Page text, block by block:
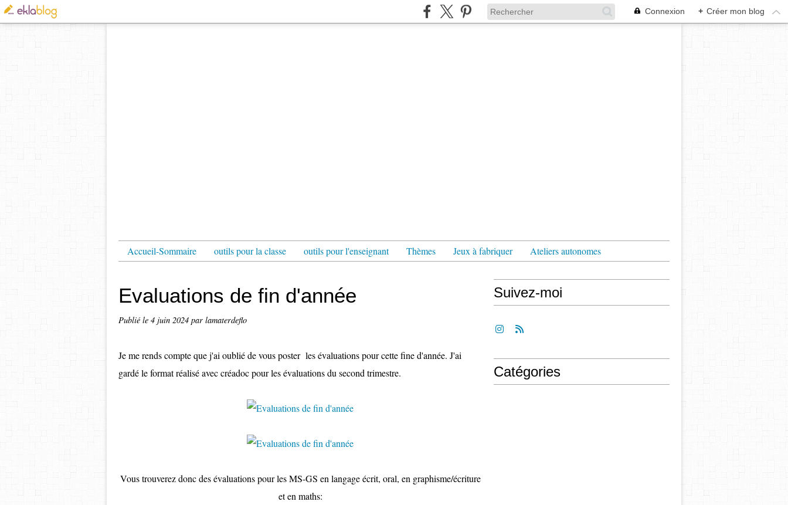
Connexion + Créer mon blog
Accueil-Sommaire outils pour la classe outils pour l'enseignant Thèmes Jeux à fabriquer Ateliers autonomes
Evaluations de fin d'année
Publié le 4 juin 2024 par lamaterdeflo
Je me rends compte que j'ai oublié de vous poster les évaluations pour cette fine d'année. J'ai
gardé le format réalisé avec créadoc pour les évaluations du second trimestre.
Vous trouverez donc des évaluations pour les MS-GS en langage écrit, oral, en graphisme/écriture
et en maths:
Suivez-moi
Catégories